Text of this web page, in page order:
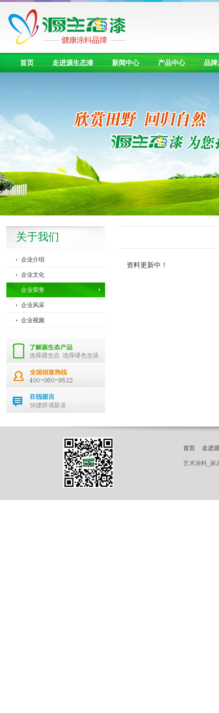
首页 走进源生态漆 新闻中心 产品中心 品牌
关于我们
企业介绍
企业文化
企业荣誉
企业风采
企业视频
资料更新中！
首页 走进
艺术涂料_家